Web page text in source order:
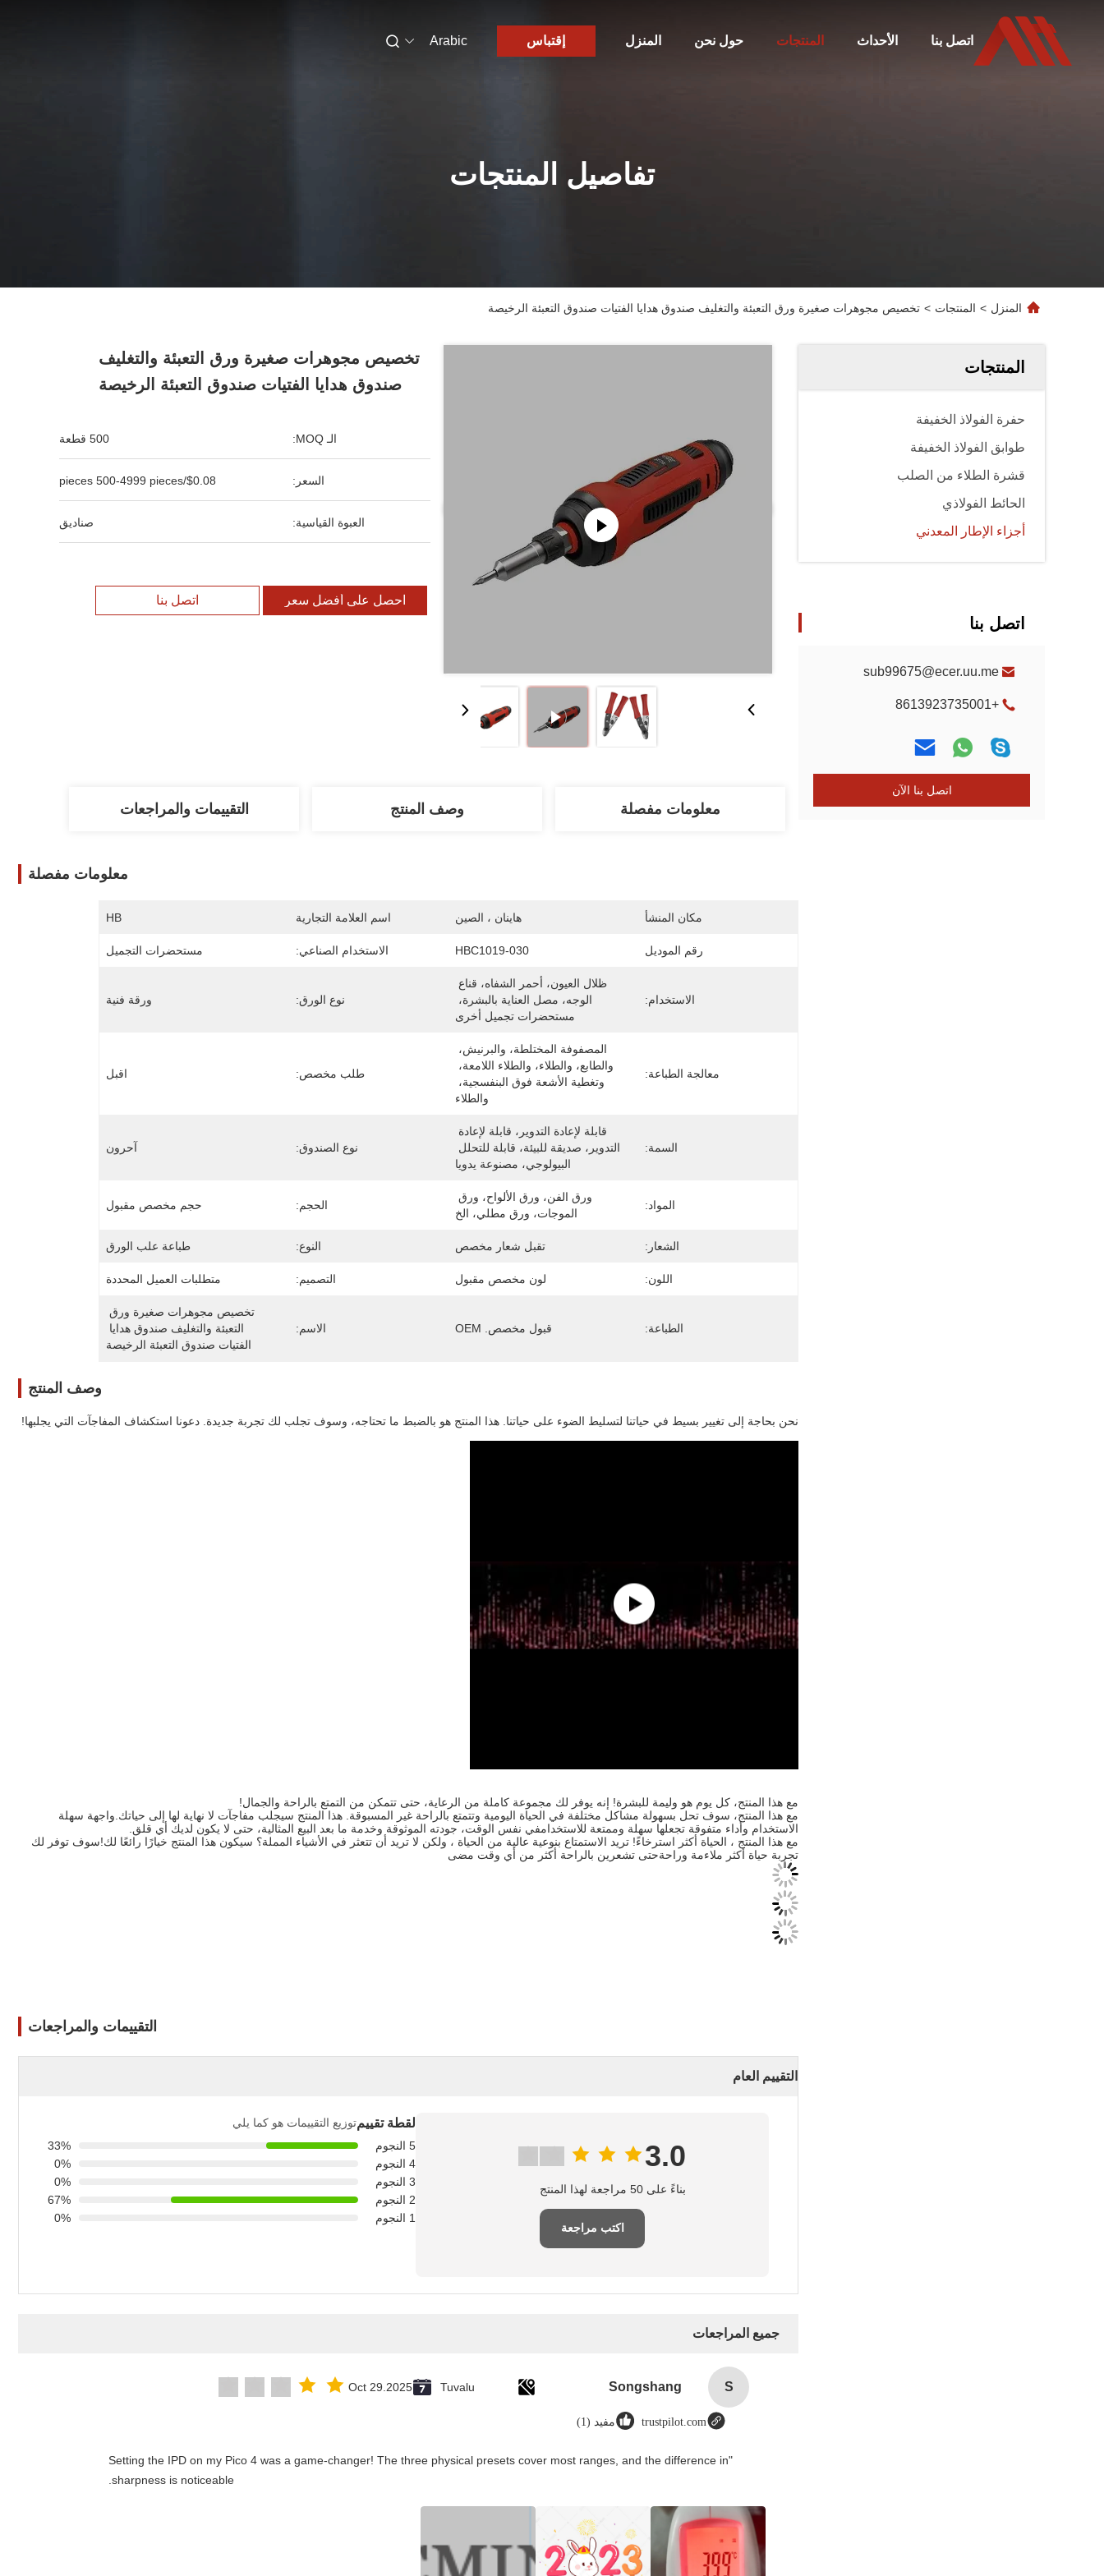
المنزل حول نحن المنتجات الأحداث اتصل بنا إقتباس Arabic
تفاصيل المنتجات
المنزل > المنتجات > تخصيص مجوهرات صغيرة ورق التعبئة والتغليف صندوق هدايا الفتيات صندوق التعبئة الرخيصة
المنتجات
حفرة الفولاذ الخفيفة
طوابق الفولاذ الخفيفة
قشرة الطلاء من الصلب
الحائط الفولاذي
أجزاء الإطار المعدني
اتصل بنا
sub99675@ecer.uu.me
+8613923735001
اتصل بنا الآن
تخصيص مجوهرات صغيرة ورق التعبئة والتغليف
صندوق هدايا الفتيات صندوق التعبئة الرخيصة
الـ MOQ: 500 قطعة
السعر: $0.08/pieces 500-4999 pieces
العبوة القياسية: صناديق
احصل على أفضل سعر اتصل بنا
معلومات مفصلة وصف المنتج التقييمات والمراجعات
معلومات مفصلة
مكان المنشأ هاينان ، الصين اسم العلامة التجارية HB
رقم الموديل HBC1019-030 الاستخدام الصناعي: مستحضرات التجميل
الاستخدام:
مستحضرات تجميل أخرى
نوع الورق: ورقة فنية
معالجة الطباعة:
والطلاء
طلب مخصص: اقبل
السمة:
البيولوجي، مصنوعة يدويا
نوع الصندوق: آحرون
المواد:
الموجات، ورق مطلي، الخ
الحجم: حجم مخصص مقبول
الشعار: تقبل شعار مخصص النوع: طباعة علب الورق
اللون: لون مخصص مقبول التصميم: متطلبات العميل المحددة
الطباعة: قبول مخصص. OEM الاسم:
الفتيات صندوق التعبئة الرخيصة
وصف المنتج
نحن بحاجة إلى تغيير بسيط في حياتنا لتسليط الضوء على حياتنا. هذا المنتج هو بالضبط ما تحتاجه، وسوف تجلب لك تجربة جديدة. دعونا استكشاف المفاجآت التي يجلبها!
مع هذا المنتج، كل يوم هو وليمة للبشرة! إنه يوفر لك مجموعة كاملة من الرعاية، حتى تتمكن من التمتع بالراحة والجمال!
مع هذا المنتج، سوف تحل بسهولة مشاكل مختلفة في الحياة اليومية وتتمتع بالراحة غير المسبوقة. هذا المنتج سيجلب مفاجآت لا نهاية لها إلى حياتك.واجهة سهلة
الاستخدام وأداء متفوقة تجعلها سهلة وممتعة للاستخدامفي نفس الوقت، جودته الموثوقة وخدمة ما بعد البيع المثالية، حتى لا يكون لديك أي قلق.
مع هذا المنتج ، الحياة أكثر استرخاءً! تريد الاستمتاع بنوعية عالية من الحياة ، ولكن لا تريد أن تتعثر في الأشياء المملة؟ سيكون هذا المنتج خيارًا رائعًا لك!سوف توفر لك
تجربة حياة أكثر ملاءمة وراحةحتى تشعرين بالراحة أكثر من أي وقت مضى
التقييمات والمراجعات
التقييم العام
3.0
بناءً على 50 مراجعة لهذا المنتج
اكتب مراجعة
لقطة تقييمتوزيع التقييمات هو كما يلي
5 النجوم
33%
4 النجوم
0%
3 النجوم
0%
2 النجوم
67%
1 النجوم
0%
جميع المراجعات
S
Songshang
Tuvalu
Oct 29.2025
trustpilot.com مفيد (1)
"Setting the IPD on my Pico 4 was a game-changer! The three physical presets cover most ranges, and the difference in
sharpness is noticeable.